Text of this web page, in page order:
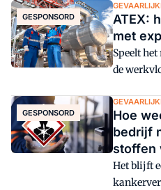
het
maken",
uvex safety
betekent
net zo
GESPONSORD
ATEX:
met
Speelt
de
richtlijn
ontstaan
bij de
GESPONSORD
Hoe
bedrijf
stoffen
Het blijft